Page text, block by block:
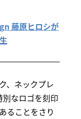
藤原ヒロシが
、ネックプレ
別なロゴを刻印
ることをさり